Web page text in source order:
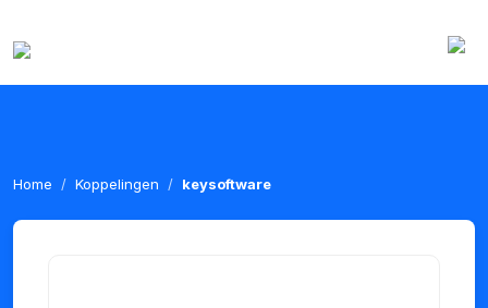
Home Koppelingen keysoftware